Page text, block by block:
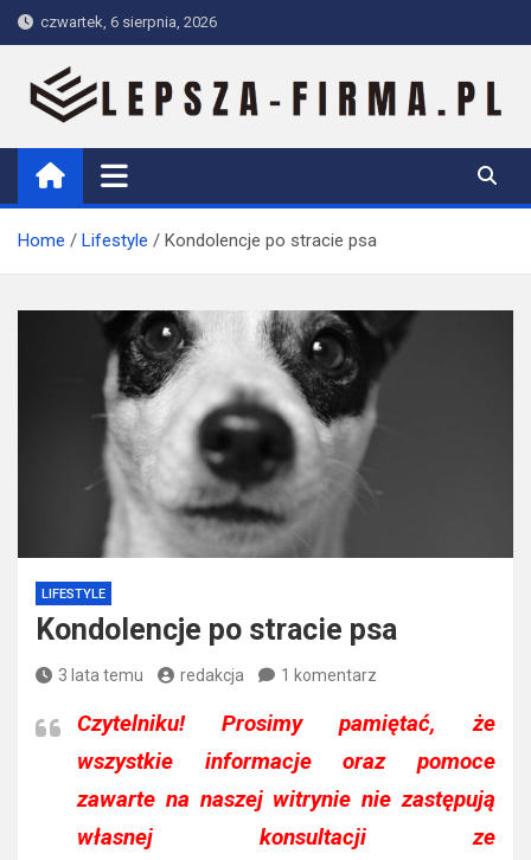
Skip
to
content
czwartek, 6 sierpnia, 2026
Lepsza-firma.pl
Home Lifestyle Kondolencje po stracie psa
LIFESTYLE
Kondolencje po stracie psa
3 lata temu redakcja 1 komentarz
Czytelniku!Prosimy pamiętać, że
wszystkie informacje oraz pomoce
zawarte na naszej witrynie nie zastępują
własnej konsultacji ze